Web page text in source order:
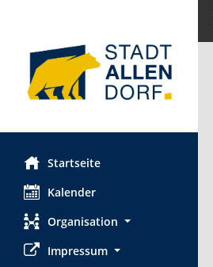
Startseite
Kalender
Organisation
Impressum